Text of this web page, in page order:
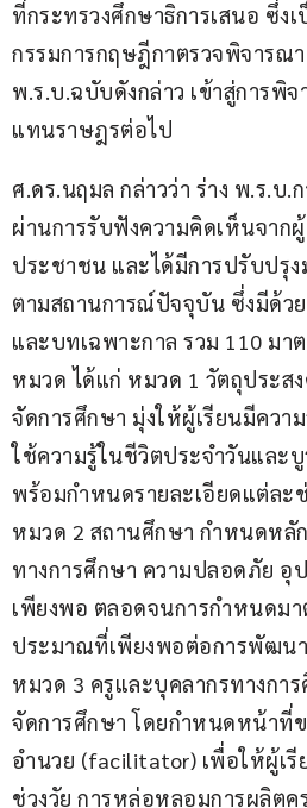
ที่กระทรวงศึกษาธิการเสนอ ซึ่
กรรมการกฤษฎีกาตรวจพิจารณา
พ.ร.บ.ฉบับดังกล่าว เข้าสู่การพิ
แทนราษฎรต่อไป
ศ.ดร.นฤมล กล่าวว่า ร่าง พ.ร.บ
ผ่านการรับฟังความคิดเห็นจากผู้
ประชาชน และได้มีการปรับปรุง
ตามสถานการณ์ปัจจุบัน ซึ่งมีด้ว
และบทเฉพาะกาล รวม 110 มา
หมวด ได้แก่ หมวด 1 วัตถุประส
จัดการศึกษา มุ่งให้ผู้เรียนมีควา
ใช้ความรู้ในชีวิตประจำวันและ
พร้อมกำหนดรายละเอียดแต่ละ
หมวด 2 สถานศึกษา กำหนดหลั
ทางการศึกษา ความปลอดภัย อุ
เพียงพอ ตลอดจนการกำหนดม
ประมาณที่เพียงพอต่อการพัฒน
หมวด 3 ครูและบุคลากรทางกา
จัดการศึกษา โดยกำหนดหน้าที่
อำนวย (facilitator) เพื่อให้ผู้เรี
ช่วงวัย การหล่อหลอมการผลิต